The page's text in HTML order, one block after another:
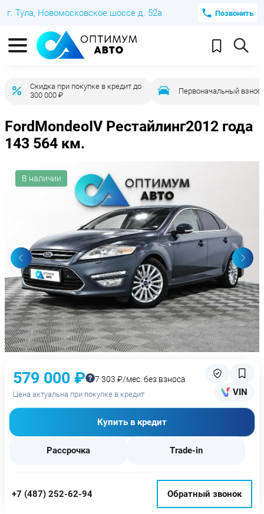
г. Тула, Новомосковское шоссе д. 52а Позвонить
Скидка при покупке в кредит до
300 000 ₽
Первоначальный взнос
FordMondeoIV Рестайлинг2012 года
143 564 км.
В наличии
579 000 ₽ 7 303 ₽/мес. без взноса
Цена актуальна при покупке в кредит VIN
Купить в кредит
Рассрочка Trade-in
+7 (487) 252-62-94 Обратный звонок